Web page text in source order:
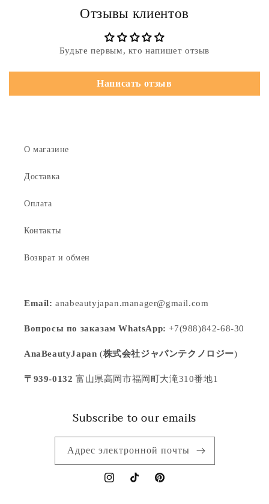
Отзывы клиентов
Будьте первым, кто напишет отзыв
Написать отзыв
О магазине
Доставка
Оплата
Контакты
Возврат и обмен
Email:anabeautyjapan.manager@gmail.com
Вопросы по заказам WhatsApp:+7(988)842-68-30
AnaBeautyJapan (株式会社ジャパンテクノロジー)
〒939-0132 富山県高岡市福岡町大滝310番地1
Subscribe to our emails
Адрес электронной почты
InstagramTikTok Pinterest